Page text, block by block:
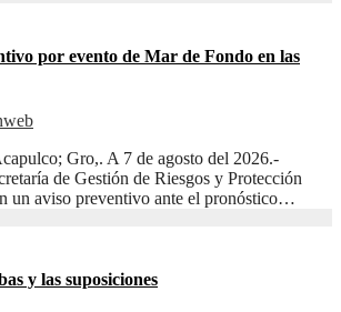
por evento de Mar de Fondo en las
Gro,. A 7 de agosto del 2026.-
de Gestión de Riesgos y Protección
un aviso preventivo ante el pronóstico…
y las suposiciones